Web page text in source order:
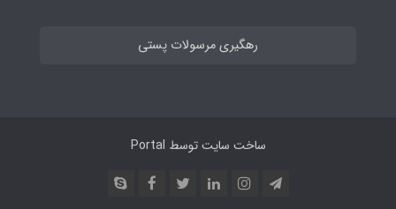
رهگیری مرسولات پستی
ساخت سایت توسط Portal